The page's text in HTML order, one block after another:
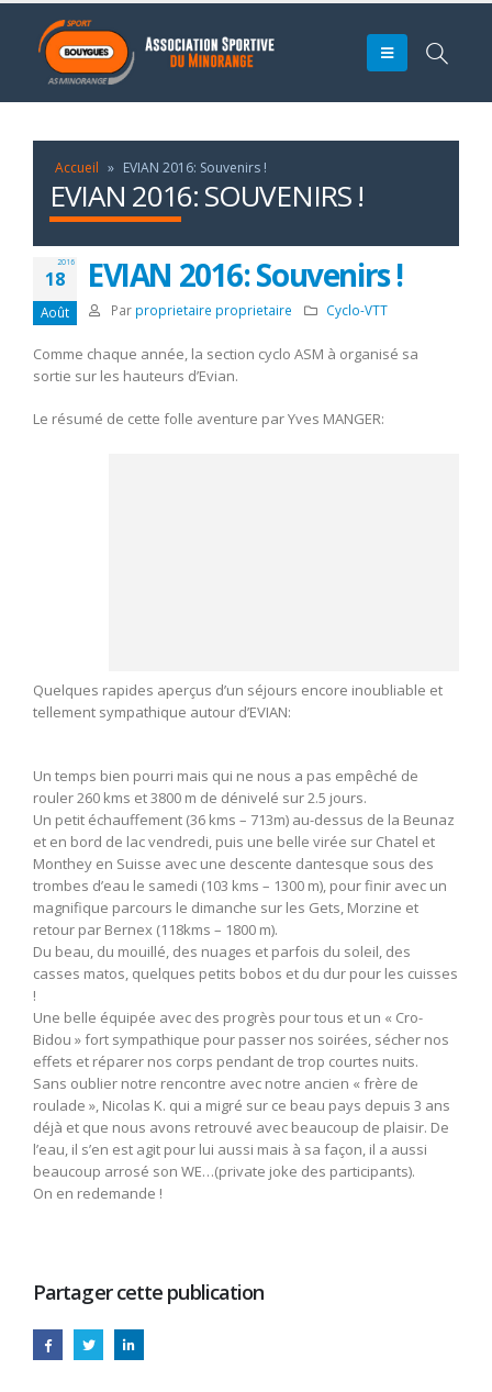
Accueil » EVIAN 2016: Souvenirs !
EVIAN 2016: SOUVENIRS !
2016
18
Août
EVIAN 2016: Souvenirs !
Par proprietaire proprietaire Cyclo-VTT
Comme chaque année, la section cyclo ASM à organisé sa
sortie sur les hauteurs d’Evian.
Le résumé de cette folle aventure par Yves MANGER:
Quelques rapides aperçus d’un séjours encore inoubliable et
tellement sympathique autour d’EVIAN:
Un temps bien pourri mais qui ne nous a pas empêché de
rouler 260 kms et 3800 m de dénivelé sur 2.5 jours.
Un petit échauffement (36 kms – 713m) au-dessus de la Beunaz
et en bord de lac vendredi, puis une belle virée sur Chatel et
Monthey en Suisse avec une descente dantesque sous des
trombes d’eau le samedi (103 kms – 1300 m), pour finir avec un
magnifique parcours le dimanche sur les Gets, Morzine et
retour par Bernex (118kms – 1800 m).
Du beau, du mouillé, des nuages et parfois du soleil, des
casses matos, quelques petits bobos et du dur pour les cuisses
!
Une belle équipée avec des progrès pour tous et un « Cro-
Bidou » fort sympathique pour passer nos soirées, sécher nos
effets et réparer nos corps pendant de trop courtes nuits.
Sans oublier notre rencontre avec notre ancien « frère de
roulade », Nicolas K. qui a migré sur ce beau pays depuis 3 ans
déjà et que nous avons retrouvé avec beaucoup de plaisir. De
l’eau, il s’en est agit pour lui aussi mais à sa façon, il a aussi
beaucoup arrosé son WE…(private joke des participants).
On en redemande !
Partager cette publication